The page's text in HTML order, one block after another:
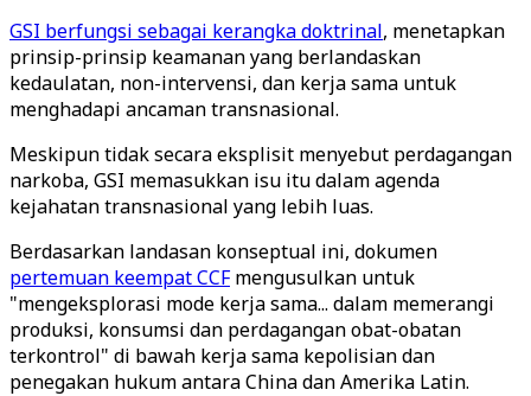
GSI berfungsi sebagai kerangka doktrinal, menetapkan
prinsip-prinsip keamanan yang berlandaskan
kedaulatan, non-intervensi, dan kerja sama untuk
menghadapi ancaman transnasional.
Meskipun tidak secara eksplisit menyebut perdagangan
narkoba, GSI memasukkan isu itu dalam agenda
kejahatan transnasional yang lebih luas.
Berdasarkan landasan konseptual ini, dokumen
pertemuan keempat CCFmengusulkan untuk
"mengeksplorasi mode kerja sama... dalam memerangi
produksi, konsumsi dan perdagangan obat-obatan
terkontrol" di bawah kerja sama kepolisian dan
penegakan hukum antara China dan Amerika Latin.